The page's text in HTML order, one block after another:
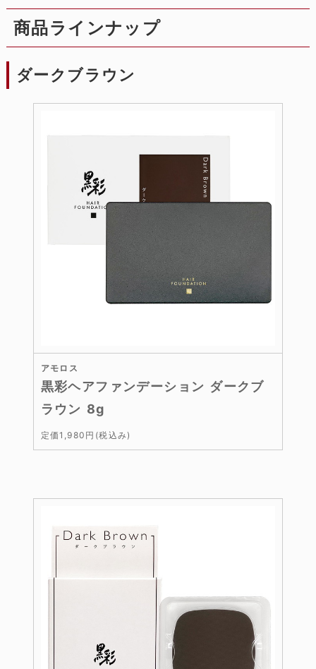
商品ラインナップ
ダークブラウン
アモロス
黒彩ヘアファンデーション ダークブ
ラウン 8g
定価1,980円(税込み)